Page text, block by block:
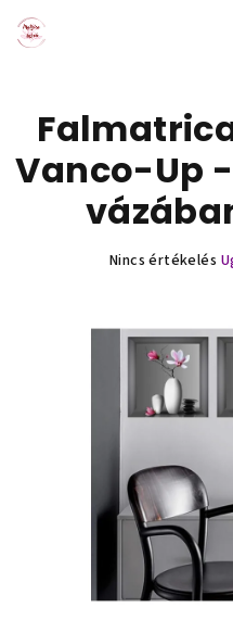
Vanco-Up
A
értékelése
csillag.
Nincs értékelés